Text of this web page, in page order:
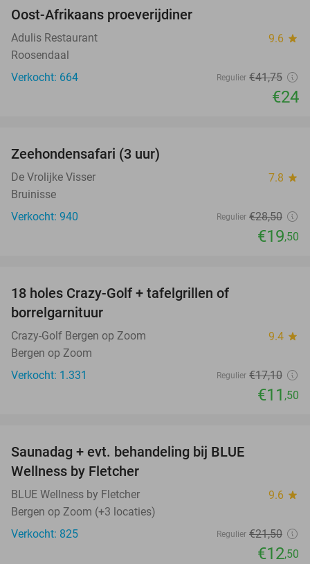
Oost-Afrikaans proeverijdiner
Adulis Restaurant 9.6 star
Roosendaal
Verkocht: 664
Regulier €41,75
€24
Zeehondensafari (3 uur)
De Vrolijke Visser 7.8 star
Bruinisse
Verkocht: 940
Regulier €28,50
€19,50
18 holes Crazy-Golf + tafelgrillen of
borrelgarnituur
Crazy-Golf Bergen op Zoom 9.4 star
Bergen op Zoom
Verkocht: 1.331
Regulier €17,10
€11 ,50
Saunadag + evt. behandeling bij BLUE
Wellness by Fletcher
BLUE Wellness by Fletcher 9.6 star
Bergen op Zoom (+3 locaties)
Verkocht: 825
Regulier €21,50
€12,50